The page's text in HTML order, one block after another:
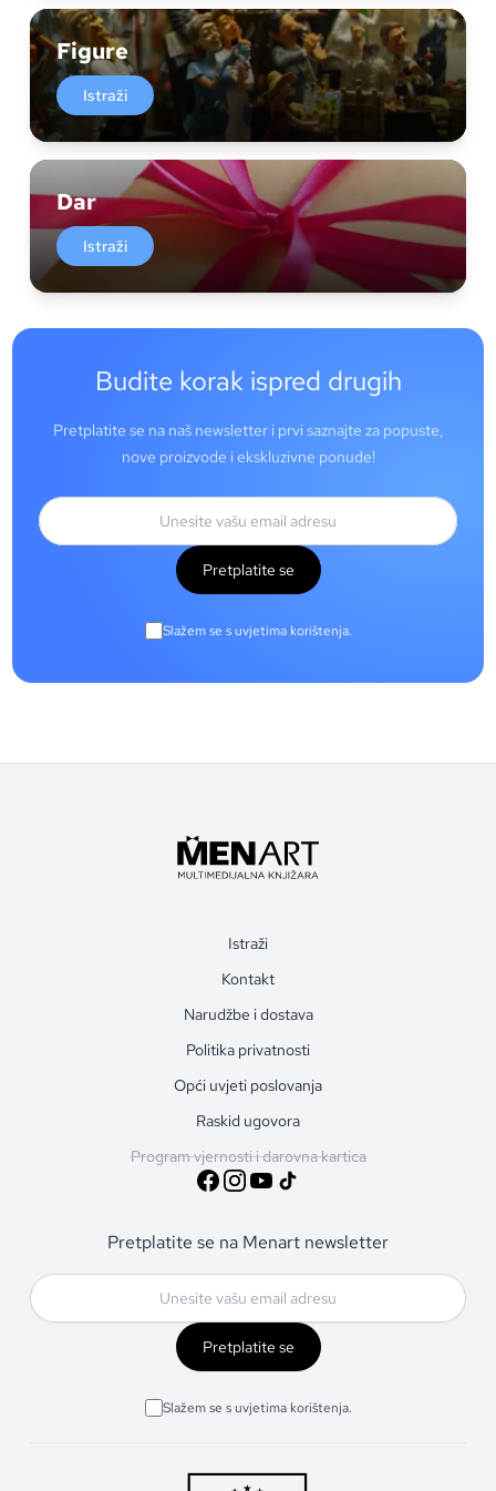
Figure
Istraži
Dar
Istraži
Budite korak ispred drugih
Pretplatite se na naš newsletter i prvi saznajte za popuste,
nove proizvode i ekskluzivne ponude!
Pretplatite se
Slažem se s uvjetima korištenja.
Istraži
Kontakt
Narudžbe i dostava
Politika privatnosti
Opći uvjeti poslovanja
Raskid ugovora
Program vjernosti i darovna kartica
Pretplatite se na Menart newsletter
Pretplatite se
Slažem se s uvjetima korištenja.